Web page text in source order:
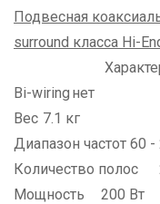
Подвесная
surround класса Hi-
Bi-wiring нет
Вес 7.1 кг
Диапазон частот 60 -
Количество полос
Мощность
200 Вт